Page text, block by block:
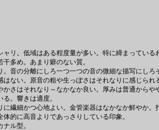
リ。低域はある程度量が多い。特に締まってい
多め。あまり癖のない質。
音の分離にしろ一つ一つの音の微細な描写にし
はない。原音の粗や生っぽさはそれなりに感じら
さはそれなり～なかなか良い。厚みは普通から
。響きは適度。
繊細かつ心地よい。金管楽器はなかなか鮮やか
的に高音よりであっさりしている印象。
ル型。